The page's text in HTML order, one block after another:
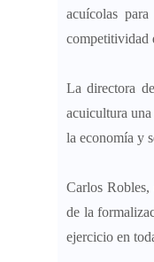
acuícolas
competitividad
La directora
acuicultura
la economía y
Carlos Robles,
de la
ejercicio en